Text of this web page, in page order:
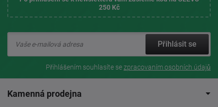
250 Kč
Přihlásit se
Přihlášením souhlasíte sezpracovaním osobních údajů
Kamenná prodejna